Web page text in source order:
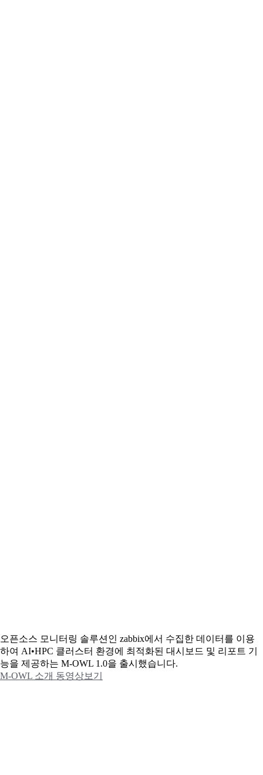
오픈소스 모니터링 솔루션인 zabbix에서 수집한 데이터를 이용
하여 AI•HPC 클러스터 환경에 최적화된 대시보드 및 리포트 기
능을 제공하는 M-OWL 1.0을 출시했습니다.
M-OWL 소개 동영상보기